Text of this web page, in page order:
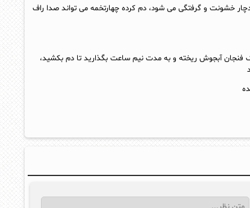
خشونت و گرفتگی می شود، دم کرده چهارتخمه می تواند صدا راف
از چهارتخمه را در یک فنجان آبجوش ریخته و به مدت نیم ساعت بگذارید تا دم بکشید،